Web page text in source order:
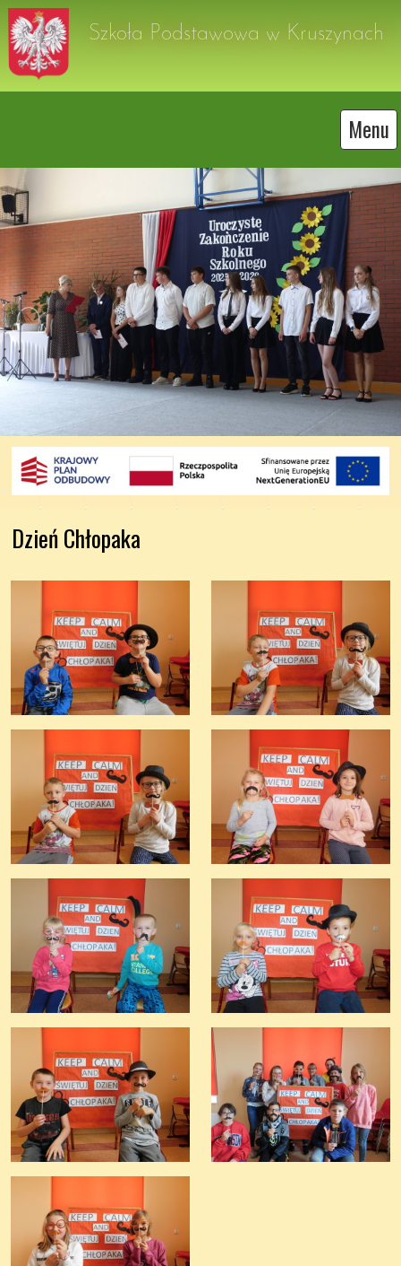
Szkoła Podstawowa w Kruszynach
Menu
Dzień Chłopaka